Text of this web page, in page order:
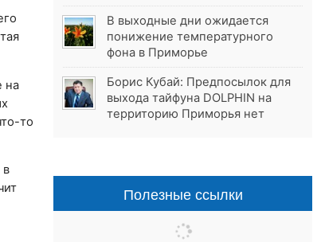
на
то
в
В выходные дни ожидается
понижение температурного
фона в Приморье
Борис Кубай: Предпосылок для
выхода тайфуна DOLPHIN на
территорию Приморья нет
Полезные ссылки